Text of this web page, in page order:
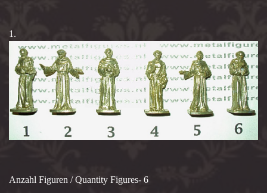
1.
Anzahl Figuren / Quantity Figures- 6